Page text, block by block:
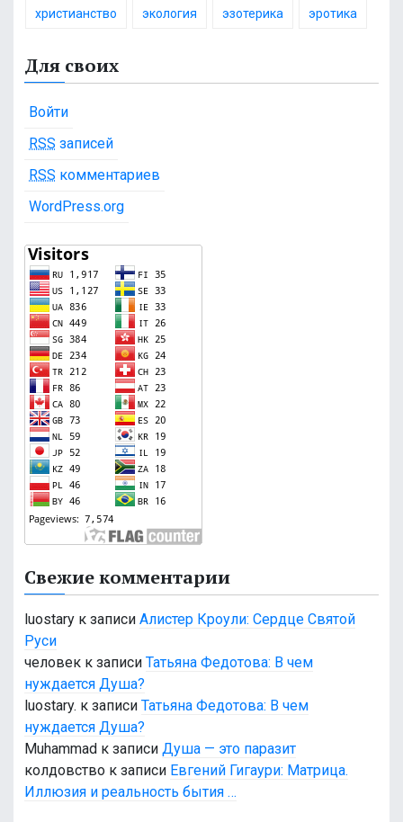
христианство экология эзотерика эротика
Для своих
Войти
RSS записей
RSS комментариев
WordPress.org
Свежие комментарии
luostary к записи Алистер Кроули: Сердце Святой
Руси
человек к записи Татьяна Федотова: В чем
нуждается Душа?
luostary. к записи Татьяна Федотова: В чем
нуждается Душа?
Muhammad к записи Душа — это паразит
колдовство к записи Евгений Гигаури: Матрица.
Иллюзия и реальность бытия …